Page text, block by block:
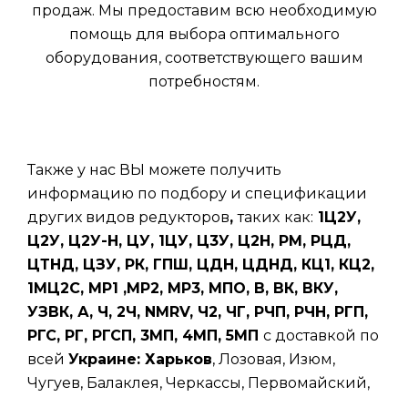
продаж. Мы предоставим всю необходимую
помощь для выбора оптимального
оборудования, соответствующего вашим
потребностям.
Также у нас ВЫ можете получить
информацию по подбору и спецификации
других видов редукторов,таких как: 1Ц2У,
Ц2У, Ц2У-Н, ЦУ, 1ЦУ, Ц3У, Ц2Н, РМ, РЦД,
ЦТНД, ЦЗУ, РК, ГПШ, ЦДН, ЦДНД, КЦ1, КЦ2,
1МЦ2С, МР1 ,МР2, МР3, МПО, В, ВК, ВКУ,
УЗВК, А, Ч, 2Ч, NMRV, Ч2, ЧГ, РЧП, РЧН, РГП,
РГС, РГ, РГСП, 3МП, 4МП, 5МП с доставкой по
всей Украине: Харьков, Лозовая, Изюм,
Чугуев, Балаклея, Черкассы, Первомайский,